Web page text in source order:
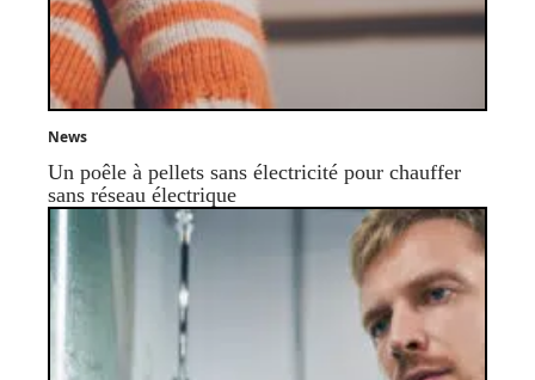
News
Un poêle à pellets sans électricité pour chauffer
sans réseau électrique